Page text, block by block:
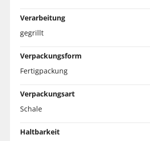
Verarbeitung
gegrillt
Verpackungsform
Fertigpackung
Verpackungsart
Schale
Haltbarkeit